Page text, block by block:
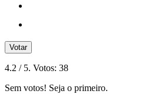
Votar
4.2 / 5. Votos: 38
Sem votos! Seja o primeiro.